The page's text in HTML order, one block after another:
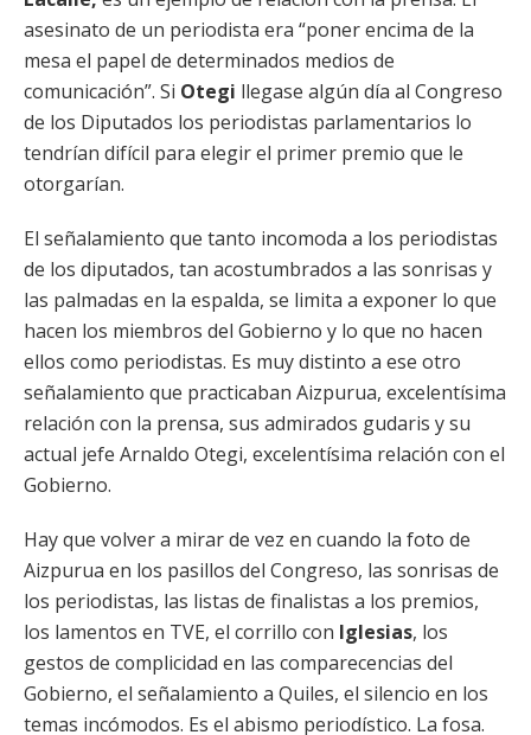
asesinato de un periodista era “poner encima de la
mesa el papel de determinados medios de
comunicación”. Si Otegi llegase algún día al Congreso
de los Diputados los periodistas parlamentarios lo
tendrían difícil para elegir el primer premio que le
otorgarían.
El señalamiento que tanto incomoda a los periodistas
de los diputados, tan acostumbrados a las sonrisas y
las palmadas en la espalda, se limita a exponer lo que
hacen los miembros del Gobierno y lo que no hacen
ellos como periodistas. Es muy distinto a ese otro
señalamiento que practicaban Aizpurua, excelentísima
relación con la prensa, sus admirados gudaris y su
actual jefe Arnaldo Otegi, excelentísima relación con el
Gobierno.
Hay que volver a mirar de vez en cuando la foto de
Aizpurua en los pasillos del Congreso, las sonrisas de
los periodistas, las listas de finalistas a los premios,
los lamentos en TVE, el corrillo con Iglesias, los
gestos de complicidad en las comparecencias del
Gobierno, el señalamiento a Quiles, el silencio en los
temas incómodos. Es el abismo periodístico. La fosa.